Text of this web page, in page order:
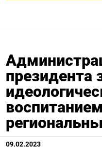
президента
воспитанием
09.02.2023